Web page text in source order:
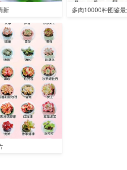
新 多肉10000种图鉴最